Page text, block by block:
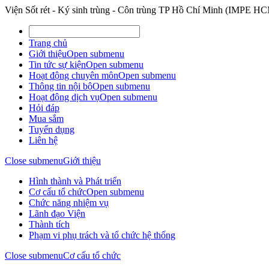
Viện Sốt rét - Ký sinh trùng - Côn trùng TP Hồ Chí Minh (IMPE
Trang chủ
Giới thiệuOpen submenu
Tin tức sự kiệnOpen submenu
Hoạt động chuyên mônOpen submenu
Thông tin nội bộOpen submenu
Hoạt động dịch vụOpen submenu
Hỏi đáp
Mua sắm
Tuyển dụng
Liên hệ
Close submenuGiới thiệu
Hình thành và Phát triển
Cơ cấu tổ chứcOpen submenu
Chức năng nhiệm vụ
Lãnh đạo Viện
Thành tích
Phạm vi phụ trách và tổ chức hệ thống
Close submenuCơ cấu tổ chức